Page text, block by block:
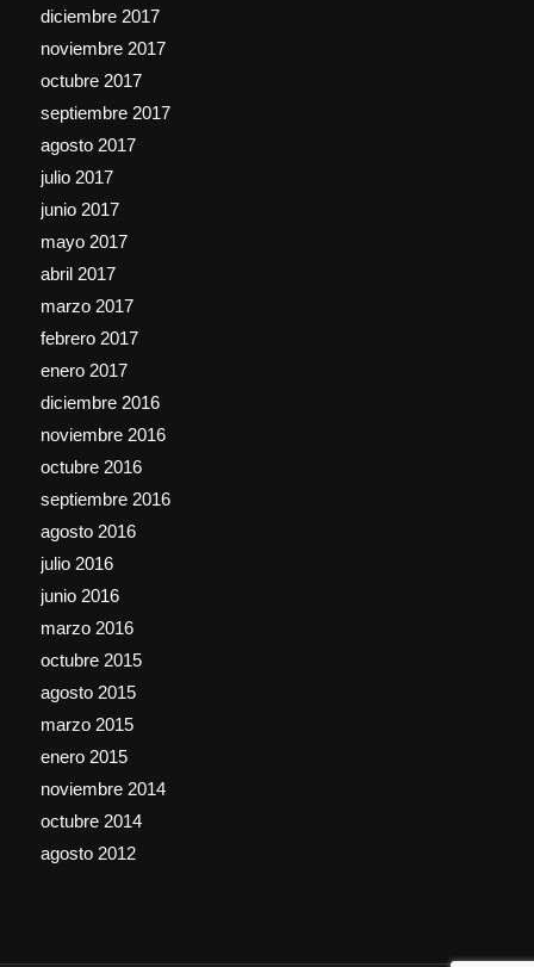
diciembre 2017
noviembre 2017
octubre 2017
septiembre 2017
agosto 2017
julio 2017
junio 2017
mayo 2017
abril 2017
marzo 2017
febrero 2017
enero 2017
diciembre 2016
noviembre 2016
octubre 2016
septiembre 2016
agosto 2016
julio 2016
junio 2016
marzo 2016
octubre 2015
agosto 2015
marzo 2015
enero 2015
noviembre 2014
octubre 2014
agosto 2012